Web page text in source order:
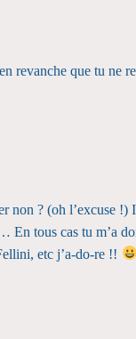
revanche que tu ne
? (oh l’excuse
tous cas tu m’a
etc j’a-do-re !!